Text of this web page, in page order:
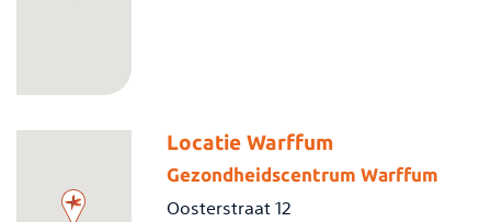
Locatie Warffum
Gezondheidscentrum Warffum
Oosterstraat 12